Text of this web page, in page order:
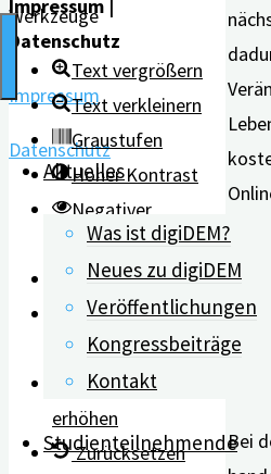
Aktuelles
Was ist digiDEM?
Neues zu digiDEM
Veröffentlichungen
Kongressbeiträge
Kontakt
StudienteilnehmendeBei
Impressum |
Datenschutz
Impressum
Datenschutz
Werkzeuge
Text vergrößern
Text verkleinern
Graustufen
Hoher Kontrast
Negativer
Kontrast
Heller Hintergrund
Links
unterstreichen
Lesbarkeit
erhöhen
Zurücksetzen